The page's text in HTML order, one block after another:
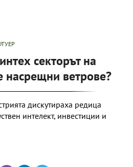
секторът на
насрещни ветрове?
дискутираха редица
интелект, инвестиции и